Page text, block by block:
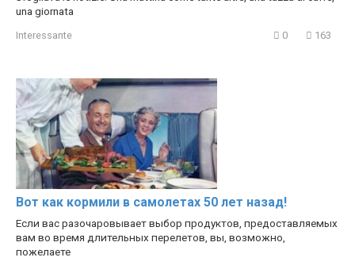
una giornata
Interessante 0 163
Вот как кормили в самолетах 50 лет назад!
Если вас разочаровывает выбор продуктов, предоставляемых
вам во время длительных перелетов, вы, возможно,
пожелаете